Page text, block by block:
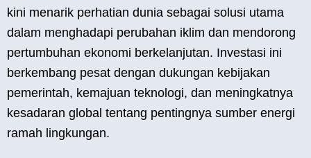
kini menarik perhatian dunia sebagai solusi utama
dalam menghadapi perubahan iklim dan mendorong
pertumbuhan ekonomi berkelanjutan. Investasi ini
berkembang pesat dengan dukungan kebijakan
pemerintah, kemajuan teknologi, dan meningkatnya
kesadaran global tentang pentingnya sumber energi
ramah lingkungan.